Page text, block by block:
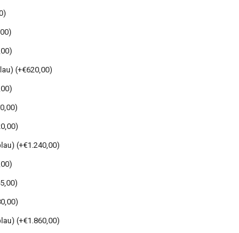
(+€620,00)
(+€1.240,00)
(+€1.860,00)